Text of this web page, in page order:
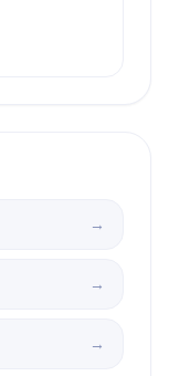
→
→
→